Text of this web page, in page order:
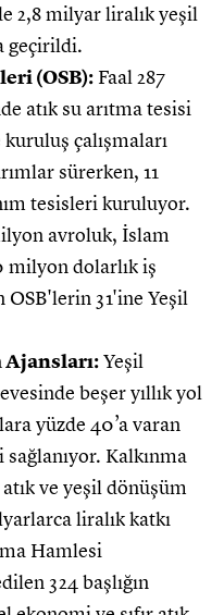
2,8 milyar liralık yeşil
geçirildi.
(OSB): Faal 287
atık su arıtma tesisi
çalışmaları
sürerken, 11
tesisleri kuruluyor.
avroluk, İslam
milyon dolarlık iş
31'ine Yeşil
Ajansları:Yeşil
beşer yıllık yol
yüzde 40’a varan
Kalkınma
atık ve yeşil dönüşüm
liralık katkı
Hamlesi
324 başlığın